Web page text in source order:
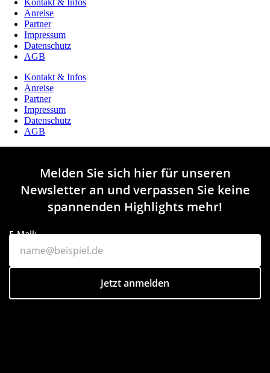
Kontakt & Infos
Anreise
Partner
Impressum
Datenschutz
AGB
Kontakt & Infos
Anreise
Partner
Impressum
Datenschutz
AGB